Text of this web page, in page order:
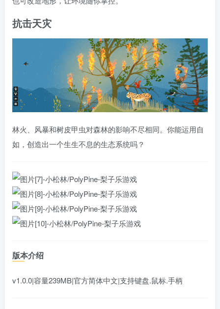
抗击天灾
林火、风暴和树皮甲虫对森林的影响不尽相同。你能运用自
如，创造出一个生生不息的生态系统吗？
版本介绍
v1.0.0|容量239MB|官方简体中文|支持键盘.鼠标.手柄